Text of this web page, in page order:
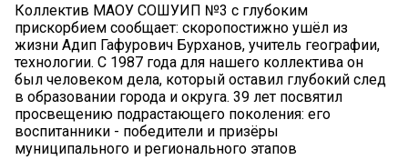
Коллектив МАОУ СОШУИП №3 с глубоким
прискорбием сообщает: скоропостижно ушёл из
жизни Адип Гафурович Бурханов, учитель географии,
технологии. С 1987 года для нашего коллектива он
был человеком дела, который оставил глубокий след
в образовании города и округа. 39 лет посвятил
просвещению подрастающего поколения: его
воспитанники - победители и призёры
муниципального и регионального этапов